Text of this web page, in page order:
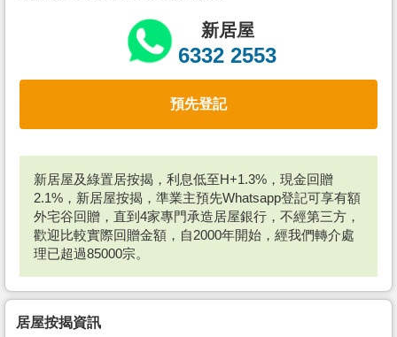
新居屋
6332 2553
預先登記
新居屋及綠置居按揭，利息低至H+1.3%，現金回贈
2.1%，新居屋按揭，準業主預先Whatsapp登記可享有額
外宅谷回贈，直到4家專門承造居屋銀行，不經第三方，
歡迎比較實際回贈金額，自2000年開始，經我們轉介處
理已超過85000宗。
居屋按揭資訊